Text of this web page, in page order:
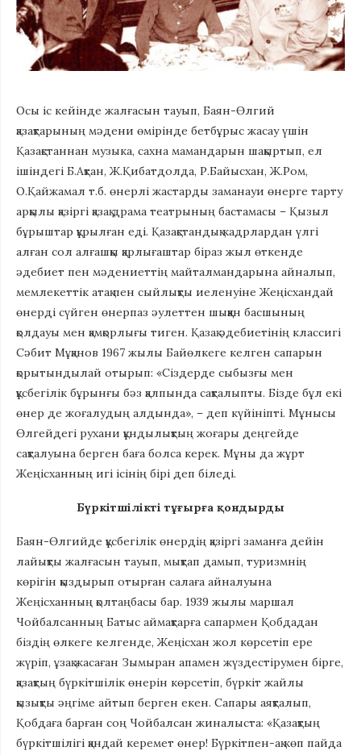
Осы іс кейінде жалғасын тауып, Баян-Өлгий
қазақтарының мәдени өмірінде бетбұрыс жасау үшін
Қазақстаннан музыка, сахна мамандарын шақыртып, ел
ішіндегі Б.Ақтан, Ж.Қибатдолда, Р.Байысхан, Ж.Ром,
О.Қайжамал т.б. өнерлі жастарды заманауи өнерге тарту
арқылы қазіргі қазақ драма театрының бастамасы – Қызыл
бұрыштар құрылған еді. Қазақстандық кадрлардан үлгі
алған сол алғашқы қарлығаштар біраз жыл өткенде
әдебиет пен мәдениеттің майталмандарына айналып,
мемлекеттік атақ пен сыйлықты иеленуіне Жеңісхандай
өнерді сүйген өнерпаз әулеттен шыққан басшының
қолдауы мен қамқорлығы тиген. Қазақ әдебиетінің классигі
Сәбит Мұқанов 1967 жылы Байөлкеге келген сапарын
қорытындылай отырып: «Сіздерде сыбызғы мен
құсбегілік бұрынғы бәз қалпында сақталыпты. Бізде бұл екі
өнер де жоғалудың алдында», – деп күйініпті. Мұнысы
Өлгейдегі рухани құндылықтың жоғары деңгейде
сақталуына берген баға болса керек. Мұны да жұрт
Жеңісханның игі ісінің бірі деп біледі.
Бүркітшілікті тұғырға қондырды
Баян-Өлгийде құсбегілік өнердің қазіргі заманға дейін
лайықты жалғасын тауып, мықтап дамып, туризмнің
көрігін қыздырып отырған салаға айналуына
Жеңісханның қолтаңбасы бар. 1939 жылы маршал
Чойбалсанның Батыс аймақтарға сапармен Қобдадан
біздің өлкеге келгенде, Жеңісхан жол көрсетіп ере
жүріп, ұзақ жасаған Зымыран апамен жүздестірумен бірге,
қазақтың бүркітшілік өнерін көрсетіп, бүркіт жайлы
қызықты әңгіме айтып берген екен. Сапары аяқталып,
Қобдаға барған соң Чойбалсан жиналыста: «Қазақтың
бүркітшілігі қандай керемет өнер! Бүркітпен-ақ көп пайда